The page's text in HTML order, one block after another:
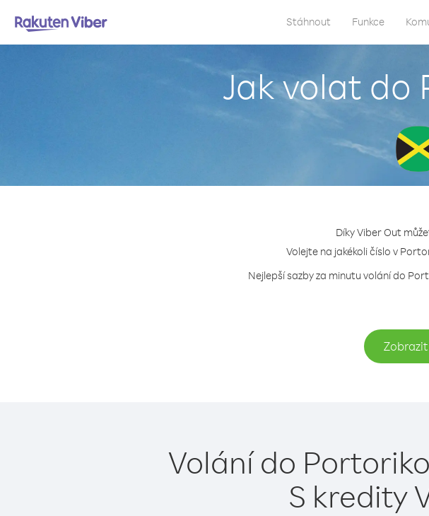
Stáhnout Funkce
Jak volat do
Díky Viber Out
Volejte na jakékoli číslo v
Nejlepší sazby za minutu volání do
Volání do
S kredity